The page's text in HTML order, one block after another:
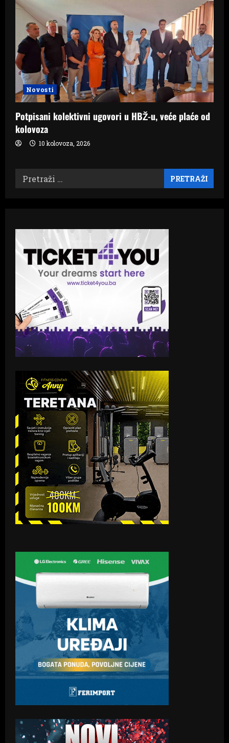
Novosti
Potpisani kolektivni ugovori u HBŽ-u, veće plaće od
kolovoza
10 kolovoza, 2026
Pretraži: